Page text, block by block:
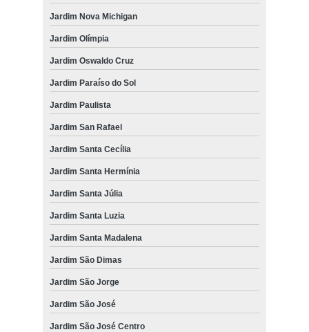
onde fazer fisioterapia em gatos Santa Lúcia
fisioterapia para cães valores Campos de São José
fisioterapia animal valores Vila Araújo
fisioterapia em cachorro valores Águas da Prata
fisioterapia em gatos valores Terras do vale
fisioterapia em gatos Vila Araújo
onde fazer fisioterapia em gatos Rua Dona Eliza Joana Sattelmayer
fisioterapia e reabilitação animal Vila Antônio Augusto Luiz
fisioterapia e reabilitação animal valores Jardim Uira
fisioterapia para pequenos animais valores Jardim Santa Hermínia
Jardim Nova Michigan
Jardim Olímpia
Jardim Oswaldo Cruz
Jardim Paraíso do Sol
Jardim Paulista
Jardim San Rafael
Jardim Santa Cecília
Jardim Santa Hermínia
Jardim Santa Júlia
Jardim Santa Luzia
Jardim Santa Madalena
Jardim São Dimas
Jardim São Jorge
Jardim São José
Jardim São José Centro